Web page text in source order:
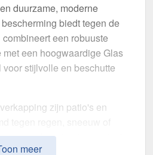
duurzame, moderne
biedt tegen de
een robuuste
een hoogwaardige Glas
stijlvolle en beschutte
zijn patio's en
is speciaal
en visueel
meer